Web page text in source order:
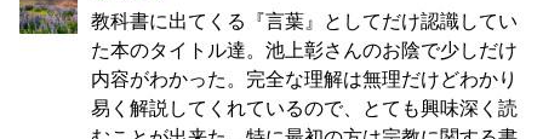
教科書に出てくる『言葉』としてだけ認識してい
た本のタイトル達。池上彰さんのお陰で少しだけ
内容がわかった。完全な理解は無理だけどわかり
易く解説してくれているので、とても興味深く読